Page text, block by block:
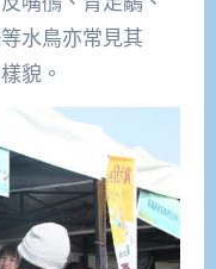
水鳥亦常見其
貌。